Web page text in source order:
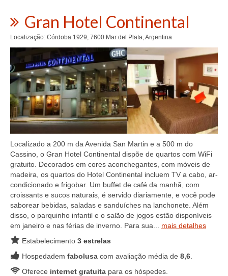
Gran Hotel Continental
Localização: Córdoba 1929, 7600 Mar del Plata, Argentina
Localizado a 200 m da Avenida San Martin e a 500 m do
Cassino, o Gran Hotel Continental dispõe de quartos com WiFi
gratuito. Decorados em cores aconchegantes, com móveis de
madeira, os quartos do Hotel Continental incluem TV a cabo, ar-
condicionado e frigobar. Um buffet de café da manhã, com
croissants e sucos naturais, é servido diariamente, e você pode
saborear bebidas, saladas e sanduíches na lanchonete. Além
disso, o parquinho infantil e o salão de jogos estão disponíveis
em janeiro e nas férias de inverno. Para sua... mais detalhes
Estabelecimento 3 estrelas
Hospedadem fabolusa com avaliação média de 8,6
Oferece internet gratuita para os hóspedes.